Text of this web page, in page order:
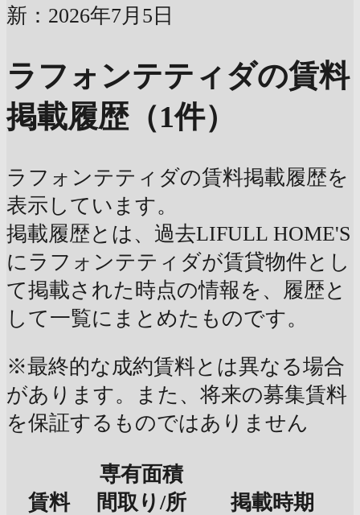
新：2026年7月5日
ラフォンテティダの賃料
掲載履歴（1件）
ラフォンテティダの賃料掲載履歴を
表示しています。
掲載履歴とは、過去LIFULL HOME'S
にラフォンテティダが賃貸物件とし
て掲載された時点の情報を、履歴と
して一覧にまとめたものです。
※最終的な成約賃料とは異なる場合
があります。また、将来の募集賃料
を保証するものではありません
賃料
専有面積
間取り/所
掲載時期